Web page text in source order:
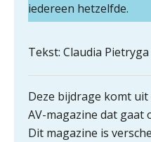
iedereen hetzelfde.
Tekst: Claudia Pietryga
Deze bijdrage komt
AV-magazine dat gaat
Dit magazine is